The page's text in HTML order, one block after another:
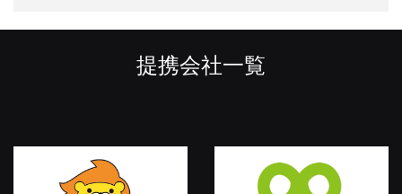
提携会社一覧